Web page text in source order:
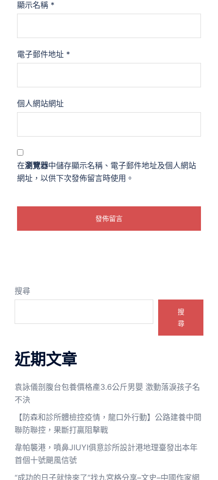
顯示名稱 *
電子郵件地址 *
個人網站網址
在瀏覽器中儲存顯示名稱、電子郵件地址及個人網站
網址，以供下次發佈留言時使用。
搜尋
搜
尋
近期文章
袁詠儀剖腹台包養價格產3.6公斤男嬰 激動落淚孩子名
不決
【防森和診所體檢控疫情，龍口外行動】公路建養中間
聯防聯控，果斷打贏阻擊戰
韋帕襲港，噴鼻JIUYI俱意診所設計港地理臺發出本年
首個十號颶風信號
“成功的日子就快來了”找九宮格分享–文史–中國作家網